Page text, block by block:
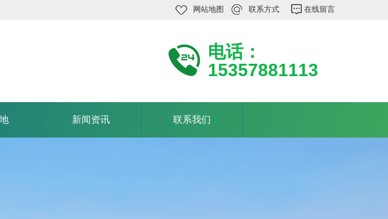
网站地图 联系方式 在线留言
电话：
15357881113
新闻资讯 联系我们